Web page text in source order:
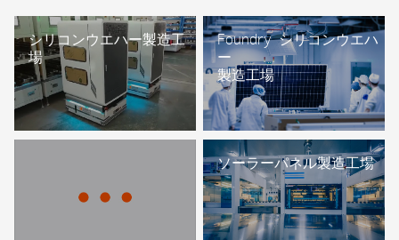
シリコンウエハー製造工
場
Foundry シリコンウエハ
ー
製造工場
ソーラーパネル製造工場